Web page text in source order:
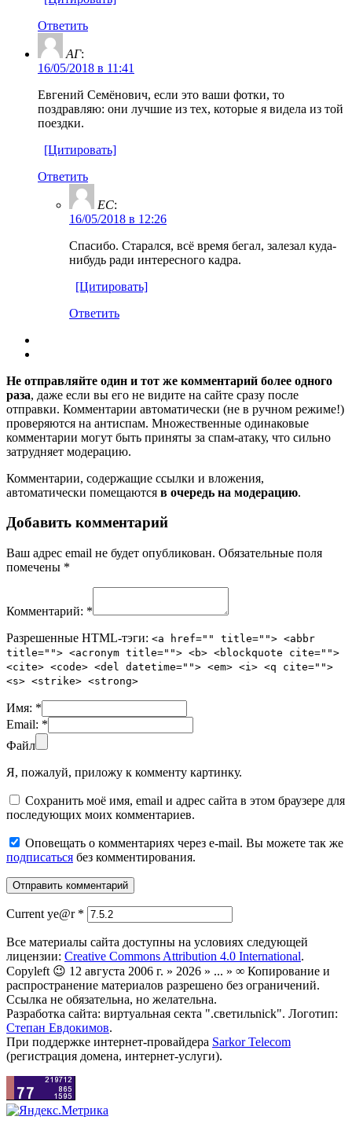
Ответить
АГ:
16/05/2018 в 11:41
Евгений Семёнович, если это ваши фотки, то
поздравляю: они лучшие из тех, которые я видела из той
поездки.
[Цитировать]
Ответить
ЕС:
16/05/2018 в 12:26
Спасибо. Старался, всё время бегал, залезал куда-
нибудь ради интересного кадра.
[Цитировать]
Ответить
Не отправляйте один и тот же комментарий более одного
раза, даже если вы его не видите на сайте сразу после
отправки. Комментарии автоматически (не в ручном режиме!)
проверяются на антиспам. Множественные одинаковые
комментарии могут быть приняты за спам-атаку, что сильно
затрудняет модерацию.
Комментарии, содержащие ссылки и вложения,
автоматически помещаются в очередь на модерацию.
Добавить комментарий
Ваш адрес email не будет опубликован. Обязательные поля
помечены *
Комментарий: *
Разрешенные HTML-тэги: <a href="" title=""> <abbr
title=""> <acronym title=""> <b> <blockquote cite="">
<cite> <code> <del datetime=""> <em> <i> <q cite="">
<s> <strike> <strong>
Имя: *
Email: *
Файл
Я, пожалуй, приложу к комменту картинку.
Сохранить моё имя, email и адрес сайта в этом браузере для
последующих моих комментариев.
Оповещать о комментариях через e-mail. Вы можете так же
подписаться без комментирования.
Current ye@r *
Все материалы сайта доступны на условиях следующей
лицензии: Creative Commons Attribution 4.0 International.
Copyleft 😉 12 августа 2006 г. » 2026 » ... » ∞ Копирование и
распространение материалов разрешено без ограничений.
Ссылка не обязательна, но желательна.
Разработка сайта: виртуальная секта ".светильnick". Логотип:
Степан Евдокимов.
При поддержке интернет-провайдера Sarkor Telecom
(регистрация домена, интернет-услуги).